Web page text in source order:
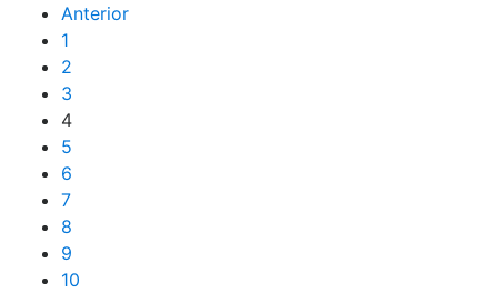
Anterior
1
2
3
4
5
6
7
8
9
10